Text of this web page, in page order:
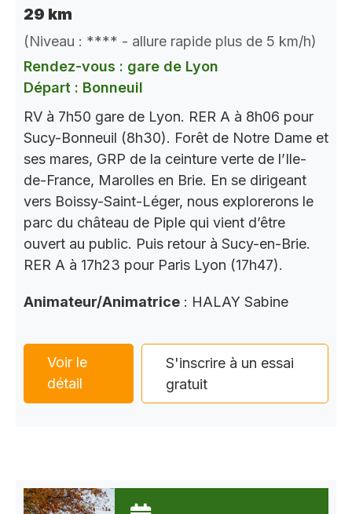
29 km
(Niveau : **** - allure rapide plus de 5 km/h)
Rendez-vous : gare de Lyon
Départ : Bonneuil
RV à 7h50 gare de Lyon. RER A à 8h06 pour
Sucy-Bonneuil (8h30). Forêt de Notre Dame et
ses mares, GRP de la ceinture verte de l’Ile-
de-France, Marolles en Brie. En se dirigeant
vers Boissy-Saint-Léger, nous explorerons le
parc du château de Piple qui vient d’être
ouvert au public. Puis retour à Sucy-en-Brie.
RER A à 17h23 pour Paris Lyon (17h47).
Animateur/Animatrice : HALAY Sabine
Voir le
détail
S'inscrire à un essai
gratuit